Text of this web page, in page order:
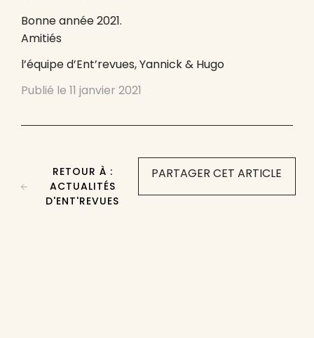
Bonne année 2021.
Amitiés
l’équipe d’Ent’revues, Yannick & Hugo
Publié le 11 janvier 2021
PARTAGER CET ARTICLE
RETOUR À :
ACTUALITÉS
D'ENT'REVUES